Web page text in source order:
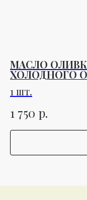
МАСЛО
ХОЛОДНОГО
РОЗМАРИНОМ
1 шт.
1 750 р.